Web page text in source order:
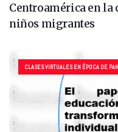
Centroamérica en
niños migrantes
CLASES VIRTUALES EN ÉPOCA DE